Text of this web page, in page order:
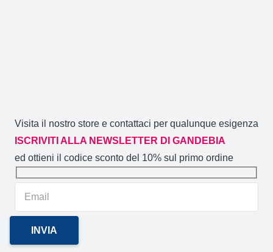
Visita il nostro store e contattaci per qualunque esigenza
ISCRIVITI ALLA NEWSLETTER DI GANDEBIA
ed ottieni il codice sconto del 10% sul primo ordine